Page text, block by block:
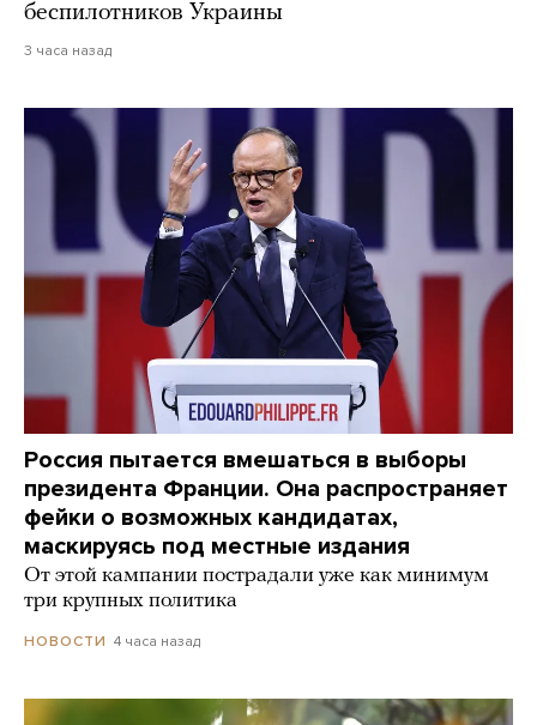
беспилотников Украины
3 часа назад
Россия пытается вмешаться в выборы
президента Франции. Она распространяет
фейки о возможных кандидатах,
маскируясь под местные издания
От этой кампании пострадали уже как минимум
три крупных политика
НОВОСТИ 4 часа назад